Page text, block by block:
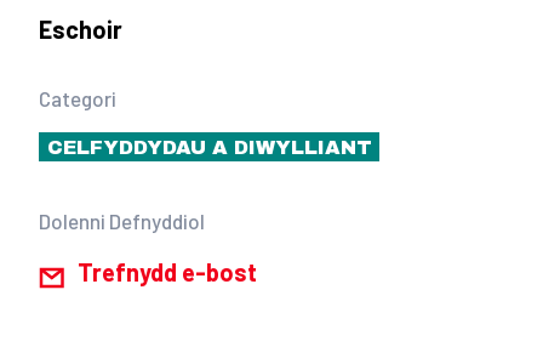
Eschoir
Categori
CELFYDDYDAU A DIWYLLIANT
Dolenni Defnyddiol
Trefnydd e-bost